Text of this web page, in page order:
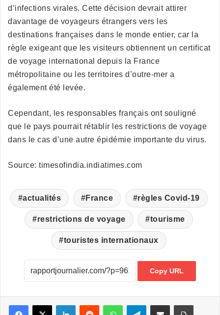
d’infections virales. Cette décision devrait attirer
davantage de voyageurs étrangers vers les
destinations françaises dans le monde entier, car la
règle exigeant que les visiteurs obtiennent un certificat
de voyage international depuis la France
métropolitaine ou les territoires d’outre-mer a
également été levée.
Cependant, les responsables français ont souligné
que le pays pourrait rétablir les restrictions de voyage
dans le cas d’une autre épidémie importante du virus.
Source: timesofindia.indiatimes.com
actualités France règles Covid-19
restrictions de voyage tourisme
touristes internationaux
Copy URL
LinkedinReddit WhatsAppTelegramPartager par email Imprimer